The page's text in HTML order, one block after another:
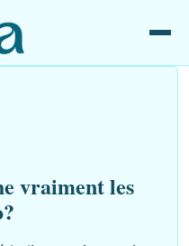
vraiment les